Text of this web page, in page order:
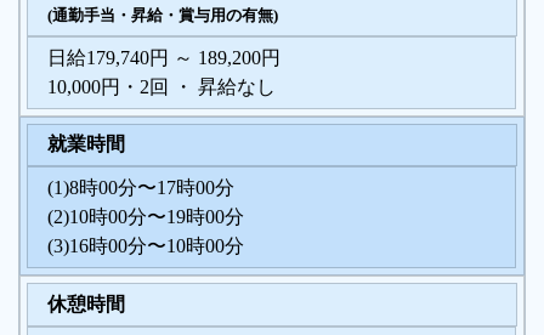
(通勤手当・昇給・賞与用の有無)
日給179,740円 ～ 189,200円
10,000円・2回 ・ 昇給なし
就業時間
(1)8時00分〜17時00分
(2)10時00分〜19時00分
(3)16時00分〜10時00分
休憩時間